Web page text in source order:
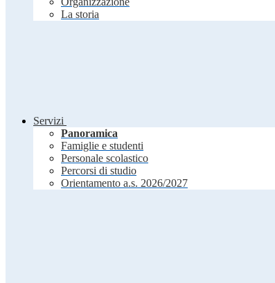
La storia
Servizi
Panoramica
Famiglie e studenti
Personale scolastico
Percorsi di studio
Orientamento a.s. 2026/2027